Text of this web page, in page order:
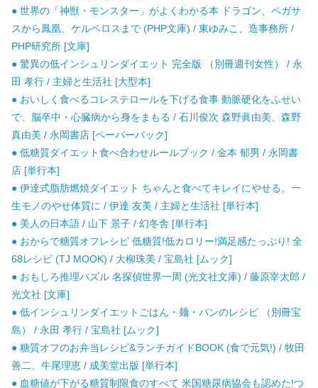
● 世界の「神獣・モンスター」がよくわかる本 ドラゴン、ペガサ
スから鳳凰、ケルベロスまで (PHP文庫) / 東ゆみこ、造事務所 /
PHP研究所 [文庫]
● 驚異の低インシュリンダイエット 完全版 （別冊週刊女性） / 永
田 孝行 / 主婦と生活社 [大型本]
● おいしく食べるコレステロールを下げる食事 動脈硬化をふせい
で、脳卒中・心臓病から身をまもる / 石川俊次 森野眞由美、森野
真由美 / 永岡書店 [ペーパーバック]
● 低糖質ダイエット食べ合わせルールブック / 金本 郁男 / 永岡書
店 [単行本]
● 伊達式脂肪燃焼ダイエット ちゃんと食べてキレイにやせる。一
生モノのやせ体質に / 伊達 友美 / 主婦と生活社 [単行本]
● 美人の日本語 / 山下 景子 / 幻冬舎 [単行本]
● おからで糖質オフレシピ 低糖質!低カロリー!満足感たっぷり! 全
68レシピ (TJ MOOK) / 大柳珠美 / 宝島社 [ムック]
● おもしろ推理パズル 名探偵世界一周 (光文社文庫) / 藤原宰太郎 /
光文社 [文庫]
● 低インシュリンダイエットごはん・麺・パンのレシピ （別冊宝
島） / 永田 孝行 / 宝島社 [ムック]
● 糖質オフのお弁当レシピ&ランチガイドBOOK (食で元気!) / 牧田
善二、牛尾理恵 / 成美堂出版 [単行本]
● 血糖値が下がる糖質制限食のすべて 米国糖尿病協会も認めた!つ